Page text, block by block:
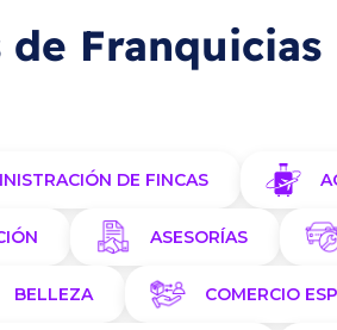
de Franquicias
DE FINCAS
ASESORÍAS
BELLEZA COMERCIO